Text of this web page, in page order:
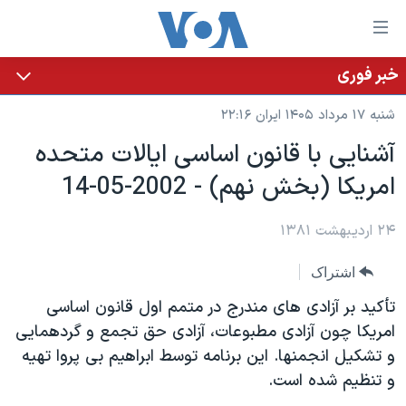
لینکهای
قابل
دسترسی
جهش
محتوای
اصلی
جهش
به
اصلی
جهش
به
جستجو
خانه
نسخه سبک وب‌سایت
موضوع ها
ایران
آمریکا
گزیده‌ها
ویژه برنامه‌ها
ویدیوها
برنامه های تلویزیونی
جدول برنامه ها
صفحه‌های ویژه
عملیات خشم حماسی
۲۵۰سالگی آمریکا
بایگانی برنامه‌های تلویزیونی
فرکانس‌های صدای آمریکا
پخش رادیویی
یادگیری زبان انگلیسی
خبر فوری
شنبه ۱۷ مرداد ۱۴۰۵ ایران ۲۲:۱۶
آشنايی با قانون اساسی ايالات متحده
امريکا (بخش نهم) - 2002-05-14
۲۴ اردیبهشت ۱۳۸۱
اشتراک
تأکيد بر آزادی های مندرج در متمم اول قانون اساسی
امريکا چون آزادی مطبوعات، آزادی حق تجمع و گردهمايی
و تشکيل انجمنها. اين برنامه توسط ابراهيم بی پروا تهيه
و تنظيم شده است.